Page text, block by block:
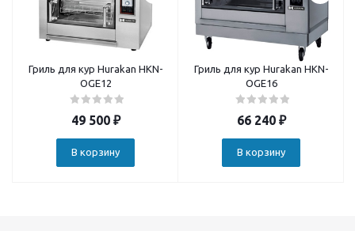
Гриль для кур Hurakan HKN-
OGE12
49 500₽
В корзину
Гриль для кур Hurakan HKN-
OGE16
66 240₽
В корзину